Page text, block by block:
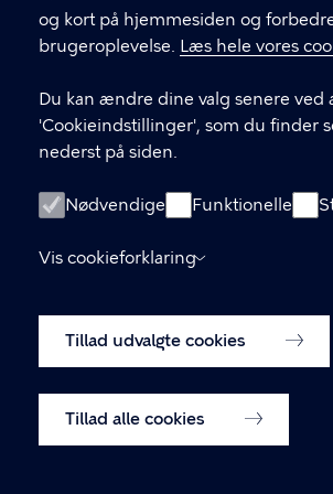
og kort på hjemmesiden og
brugeroplevelse. Læs hele vores
Du kan ændre dine valg senere ved
'Cookieindstillinger', som du finder
nederst på siden.
Nødvendige Funktionelle
Vis cookieforklaring
Tillad udvalgte cookies
Tillad alle cookies
Julius Andersens Vej 1 2450
cphfablab@kk.dk
LINKS
Cookiepolitik
Cookieindstillinger